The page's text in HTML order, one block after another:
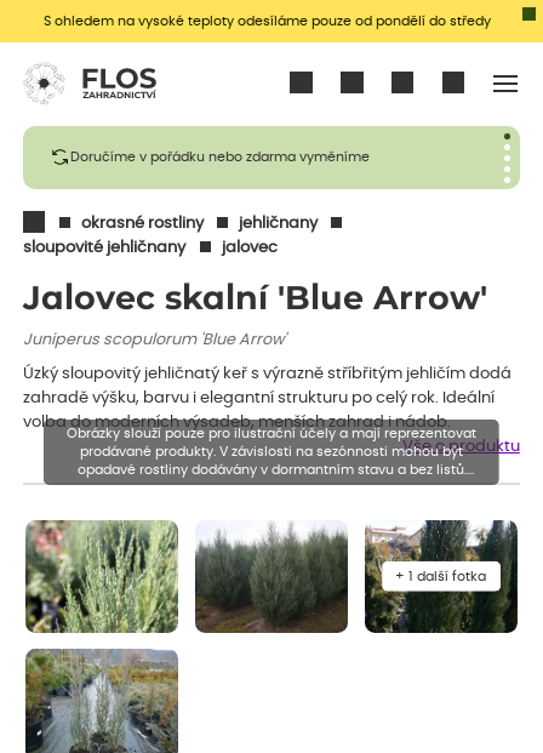
S ohledem na vysoké teploty odesíláme pouze od pondělí do středy
Doručíme v pořádku nebo zdarma vyměníme
okrasné rostliny
jehličnany
sloupovité jehličnany
jalovec
Jalovec skalní 'Blue Arrow'
Juniperus scopulorum 'Blue Arrow'
Úzký sloupovitý jehličnatý keř s výrazně stříbřitým jehličím dodá
zahradě výšku, barvu i elegantní strukturu po celý rok. Ideální
volba do moderních výsadeb, menších zahrad i nádob.
Vše o produktu
Obrázky slouží pouze pro ilustrační účely a mají reprezentovat
prodávané produkty. V závislosti na sezónnosti mohou být
opadavé rostliny dodávány v dormantním stavu a bez listů.
Rostliny mohou být také sestřiženy níže, než je uvedená výška,
+ 1 další fotka